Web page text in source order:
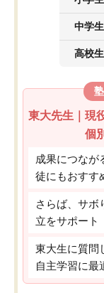
中学生
高校生
東大先生｜現
個
成果につなが
徒にもおすす
さらば、サボ
立をサポート
東大生に質問
自主学習に最